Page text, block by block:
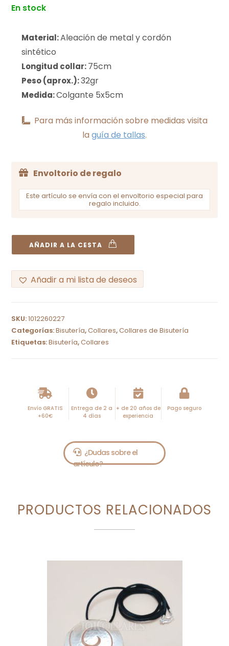
En stock
Material:Aleación de metal y cordón
sintético
Longitud collar:75cm
Peso (aprox.):32gr
Medida:Colgante 5x5cm
Para más información sobre medidas visita
laguía de tallas.
Envoltorio de regalo
Este artículo se envía con el envoltorio especial para
regalo incluido.
AÑADIR A LA CESTA
Añadir a mi lista de deseos
t
e
SKU:1012260227
Categorías:Bisutería,Collares,Collares de Bisutería
Etiquetas:Bisutería,Collares
Envío GRATIS
+60€
Entrega de 2 a
4 días
+ de 20 años de
experiencia
Pago seguro
PRODUCTOS RELACIONADOS